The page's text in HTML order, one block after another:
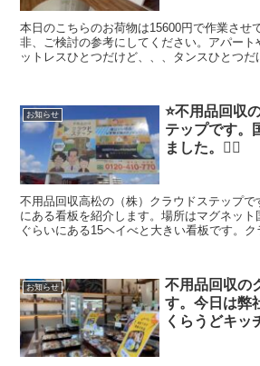
本日のこちらのお荷物は15600円で作業させ
非、ご検討の参考にしてください。アパー
ットレスひとつだけど、、、タンスひとつ
不用品回収、資産整理の事に取り組んでいま
香川県のお客さんのことを考え安心安全な会
物解体のクラウドも運営していますのでどん
出来ますのでよろしくお願いします。
お知らせ
⭐️不用品回収
テップです。
ました。🙇‍♀️
不用品回収高松の（株）クラウドステップ
にある看板を紹介します。場所はマグネッ
ぐらいにある15ヘイべと大きい看板です。ク
理、生前整理、会社を目指しています。建物
ていますのでどんなご相談など幅広く対応出
いします。お弁当販売もしてます。
お知らせ
不用品回収の
す。今日は弊
くらうどキッ